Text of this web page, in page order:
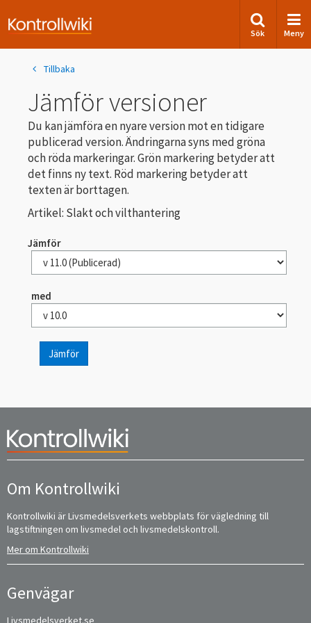
Sök Meny
Tillbaka
Jämför versioner
Du kan jämföra en nyare version mot en tidigare
publicerad version. Ändringarna syns med gröna
och röda markeringar. Grön markering betyder att
det finns ny text. Röd markering betyder att
texten är borttagen.
Artikel: Slakt och vilthantering
Jämför
med
Jämför
Om Kontrollwiki
Kontrollwiki är Livsmedelsverkets webbplats för vägledning till
lagstiftningen om livsmedel och livsmedelskontroll.
Mer om Kontrollwiki
Genvägar
Livsmedelsverket.se